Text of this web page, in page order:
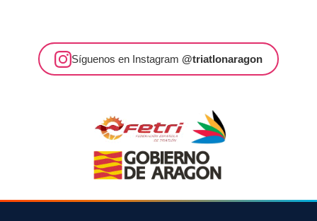
Síguenos en Instagram @triatlonaragon